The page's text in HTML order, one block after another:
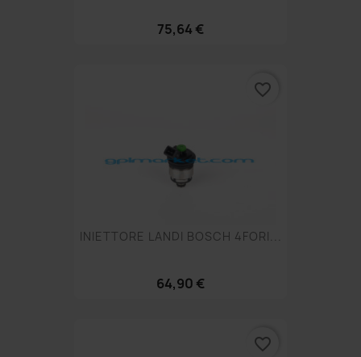
75,64 €
INIETTORE LANDI BOSCH 4FORI...
64,90 €
favorite_border
favorite_border